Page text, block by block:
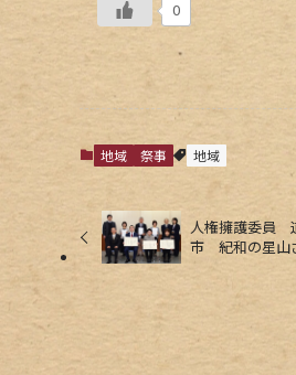
0
地域 祭事 地域
人権擁護委員
市 紀和の星山